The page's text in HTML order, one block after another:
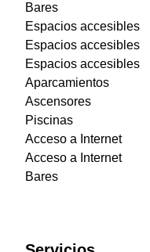
Bares
Espacios accesibles
Espacios accesibles
Espacios accesibles
Aparcamientos
Ascensores
Piscinas
Acceso a Internet
Acceso a Internet
Bares